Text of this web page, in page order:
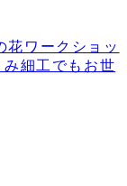
花ワークショッ
細工でもお世